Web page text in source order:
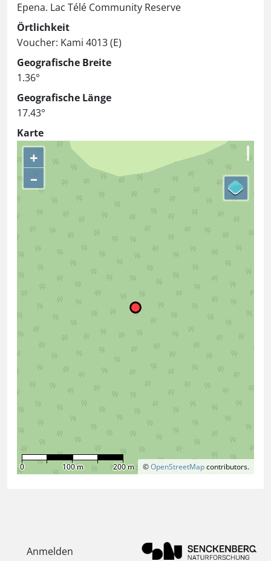
Epena. Lac Télé Community Reserve
Örtlichkeit
Voucher: Kami 4013 (E)
Geografische Breite
1.36°
Geografische Länge
17.43°
Karte
+
–
©OpenStreetMapcontributors.
0 100 m 200 m
Anmelden